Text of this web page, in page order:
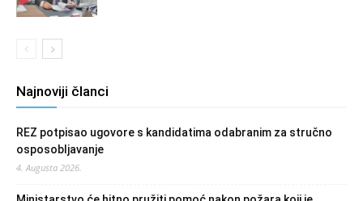
Najnoviji članci
REZ potpisao ugovore s kandidatima odabranim za stručno
osposobljavanje
4. Augusta 2026.